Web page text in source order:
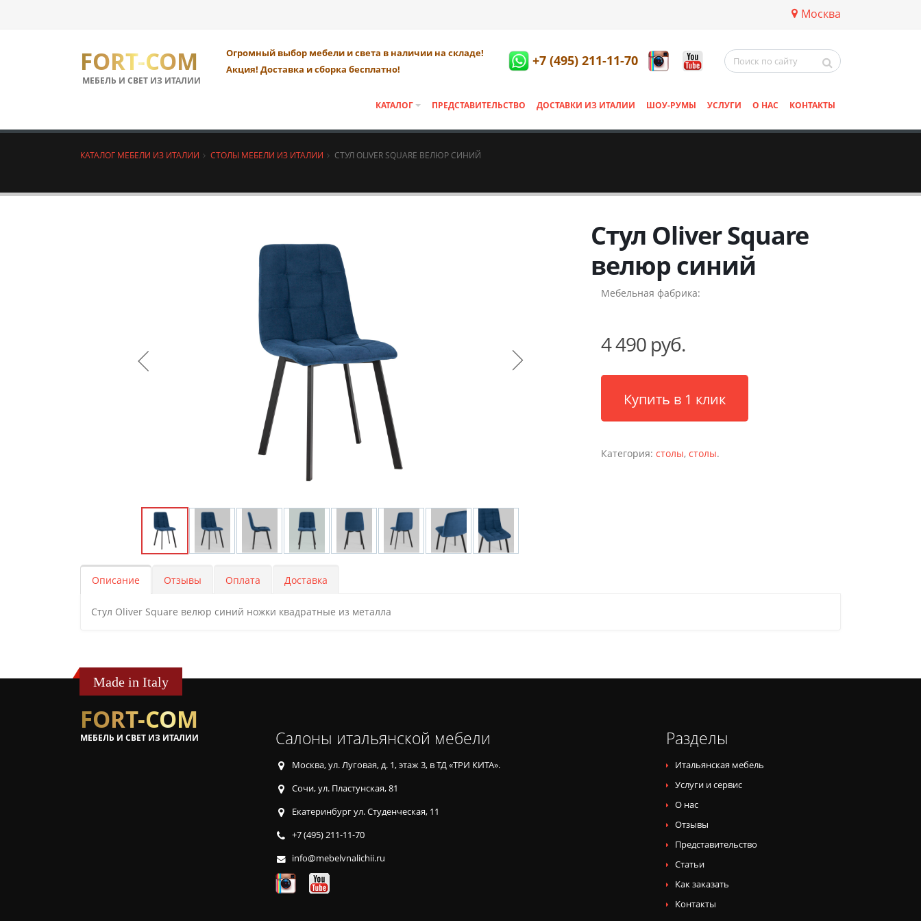
Москва
FORT-COM
МЕБЕЛЬ И СВЕТ ИЗ ИТАЛИИ
Огромный выбор мебели и света в наличии на складе!
Акция! Доставка и сборка бесплатно!
+7 (495) 211-11-70
КАТАЛОГ ПРЕДСТАВИТЕЛЬСТВО ДОСТАВКИ ИЗ ИТАЛИИ ШОУ-РУМЫ УСЛУГИ О НАС КОНТАКТЫ
КАТАЛОГ МЕБЕЛИ ИЗ ИТАЛИИ СТОЛЫ МЕБЕЛИ ИЗ ИТАЛИИ СТУЛ OLIVER SQUARE ВЕЛЮР СИНИЙ
Стул Oliver Square
велюр синий
Мебельная фабрика:
4 490 руб.
Купить в 1 клик
Категория: столы, столы.
Описание Отзывы Оплата Доставка
Стул Oliver Square велюр синий ножки квадратные из металла
Made in Italy
FORT-COM
МЕБЕЛЬ И СВЕТ ИЗ ИТАЛИИ Салоны итальянской мебели
Москва, ул. Луговая, д. 1, этаж 3, в ТД «ТРИ КИТА».
Сочи, ул. Пластунская, 81
Екатеринбург ул. Студенческая, 11
+7 (495) 211-11-70
info@mebelvnalichii.ru
Разделы
Итальянская мебель
Услуги и сервис
О нас
Отзывы
Представительство
Статьи
Как заказать
Контакты